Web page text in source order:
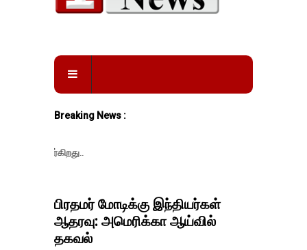
Breaking News :
பிரதமர் மோடிக்கு இந்தியர்கள்
ஆதரவு: அமெரிக்கா ஆய்வில்
தகவல்